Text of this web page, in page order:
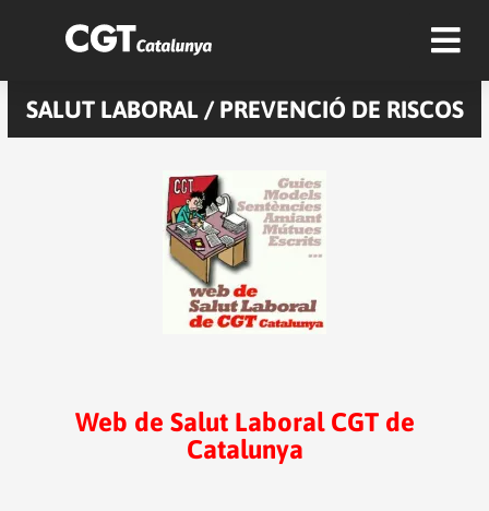
SALUT LABORAL / PREVENCIÓ DE RISCOS
Web de Salut Laboral CGT de
Catalunya